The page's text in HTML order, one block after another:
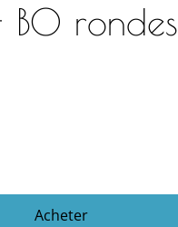
BO rondes
Acheter